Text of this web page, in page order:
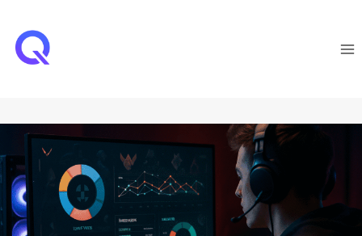
contenu